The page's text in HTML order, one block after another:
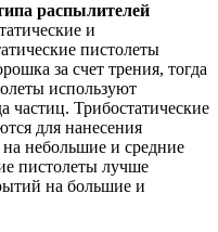
распылителей
и
пистолеты
за счет трения, тогда
используют
частиц. Трибостатические
для нанесения
небольшие и средние
пистолеты лучше
на большие и